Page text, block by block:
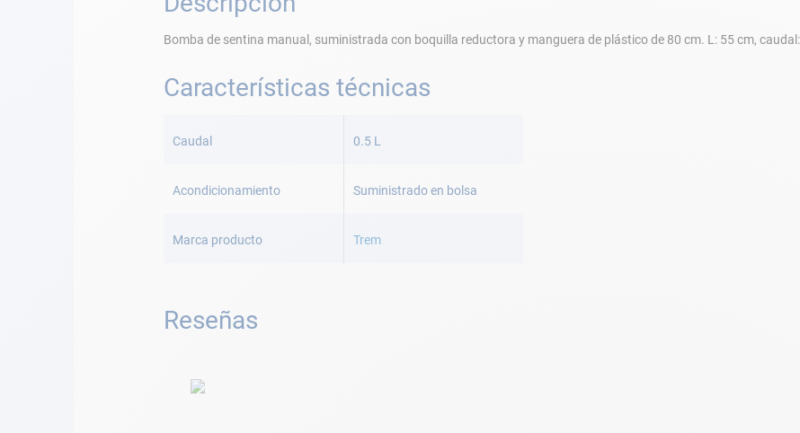
Bomba de sentina manual, suministrada con boquilla reductora y manguera de plástico de 80 cm. L: 55 cm,
Características técnicas
Información
Caudal 0.5 L
Acondicionamiento Suministrado en bolsa
Marca producto Trem
Reseñas